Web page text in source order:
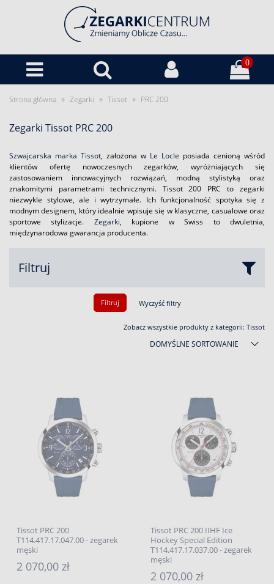
0
Strona główna » Zegarki » Tissot » PRC 200
Zegarki Tissot PRC 200
Szwajcarska marka Tissot, założona w Le Locle posiada cenioną wśród
klientów ofertę nowoczesnych zegarków, wyróżniających się
zastosowaniem innowacyjnych rozwiązań, modną stylistyką oraz
znakomitymi parametrami technicznymi. Tissot 200 PRC to zegarki
niezwykle stylowe, ale i wytrzymałe. Ich funkcjonalność spotyka się z
modnym designem, który idealnie wpisuje się w klasyczne, casualowe oraz
sportowe stylizacje. Zegarki, kupione w Swiss to dwuletnia,
międzynarodowa gwarancja producenta.
Filtruj
Filtruj Wyczyść filtry
Zobacz wszystkie produkty z kategorii: Tissot
DOMYŚLNE SORTOWANIE
Tissot PRC 200
T114.417.17.047.00 - zegarek
męski
2 070,00 zł
Tissot PRC 200 IIHF Ice
Hockey Special Edition
T114.417.17.037.00 - zegarek
męski
2 070,00 zł